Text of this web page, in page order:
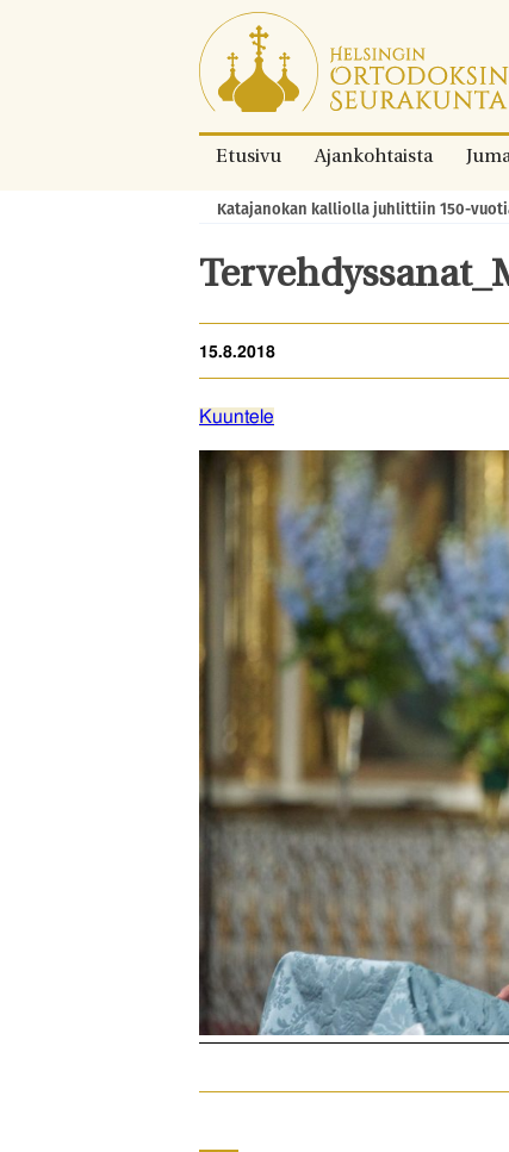
Siirry
suoraan
sisältöön.
Etusivu Ajankohtaista
Murupolku:
Katajanokan kalliolla juhlittiin 150-
15.8.2018
Kuuntele